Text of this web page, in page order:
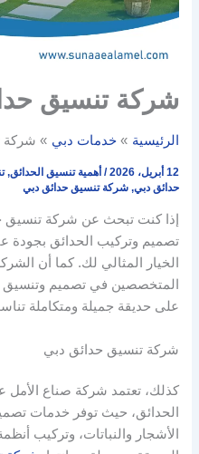
شركة تنسيق
الرئيسية خدمات دبي شركة
12 أبريل، 2026 /أهمية تنسيق الحدائق,
حدائق دبي,شركة تنسيق حدائق دبي
إذا كنت تبحث عن شركة
تصميم وتركيب الحدائق بجودة
الخيار المثالي لك. كما أن
المتخصصين في تصميم
على حديقة جميلة ومتكاملة
شركة تنسيق حدائق دبي
كذلك، تعتمد شركة صناع
الحدائق، حيث توفر خدمات
الأشجار والنباتات، وتركيب